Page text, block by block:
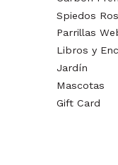
Spiedos
Parrillas
Libros y
Jardín
Mascotas
Gift Card